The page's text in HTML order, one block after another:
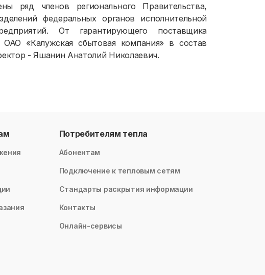
ряд членов регионального Правительства,
федеральных органов исполнительной
От гарантирующего поставщика
ОАО «Калужская сбытовая компания» в состав
- Яшанин Анатолий Николаевич.
Потребителям тепла
Абонентам
Подключение к тепловым сетям
Стандарты раскрытия информации
Контакты
Онлайн-сервисы